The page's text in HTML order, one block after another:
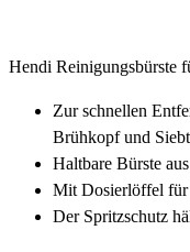
Hendi Reinigungsbürste
Zur schnellen
Brühkopf und
Haltbare Bürste
Mit Dosierlöffel für
Der Spritzschutz